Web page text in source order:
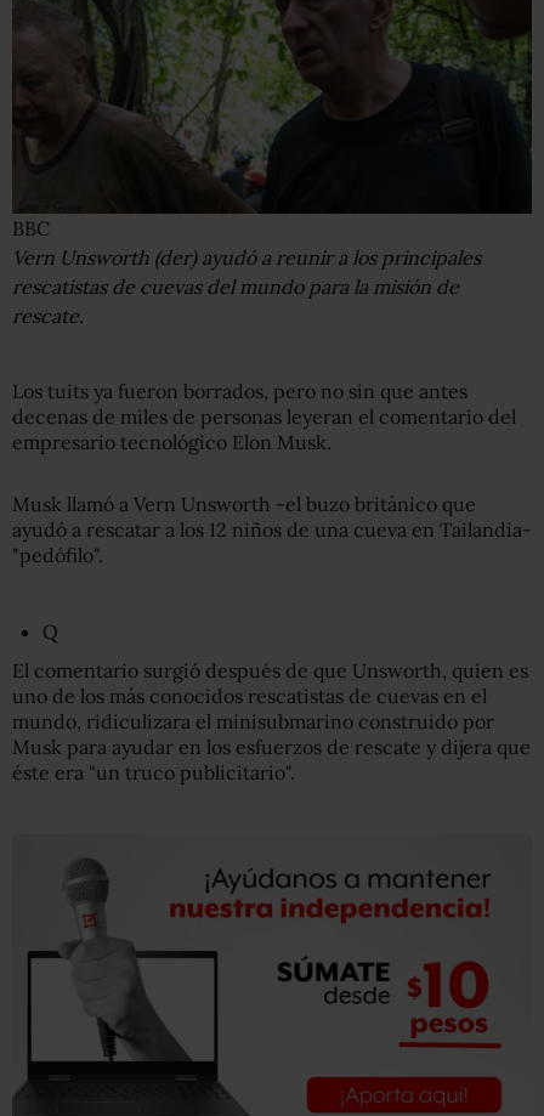
BBC
Vern Unsworth (der) ayudó a reunir a los principales
rescatistas de cuevas del mundo para la misión de
rescate.
Los tuits ya fueron borrados, pero no sin que antes
decenas de miles de personas leyeran el comentario del
empresario tecnológico Elon Musk.
Musk llamó a Vern Unsworth -el buzo británico que
ayudó a rescatar a los 12 niños de una cueva en Tailandia-
"pedófilo".
Q
El comentario surgió después de que Unsworth, quien es
uno de los más conocidos rescatistas de cuevas en el
mundo, ridiculizara el minisubmarino construido por
Musk para ayudar en los esfuerzos de rescate y dijera que
éste era "un truco publicitario".